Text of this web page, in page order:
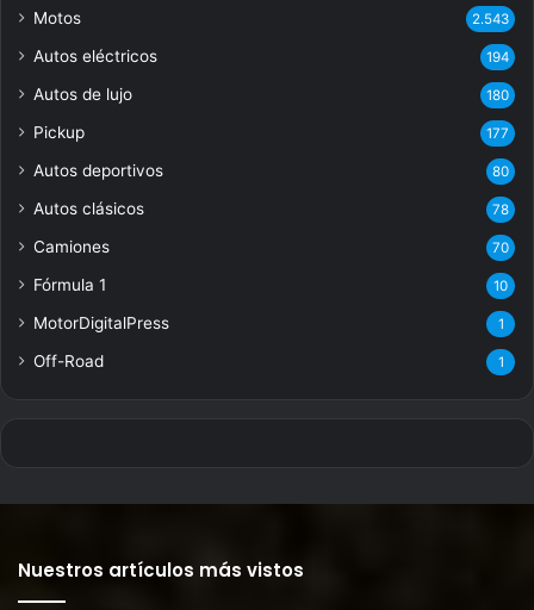
Motos 2.543
Autos eléctricos 194
Autos de lujo 180
Pickup 177
Autos deportivos 80
Autos clásicos 78
Camiones 70
Fórmula 1 10
MotorDigitalPress 1
Off-Road 1
Nuestros artículos más vistos